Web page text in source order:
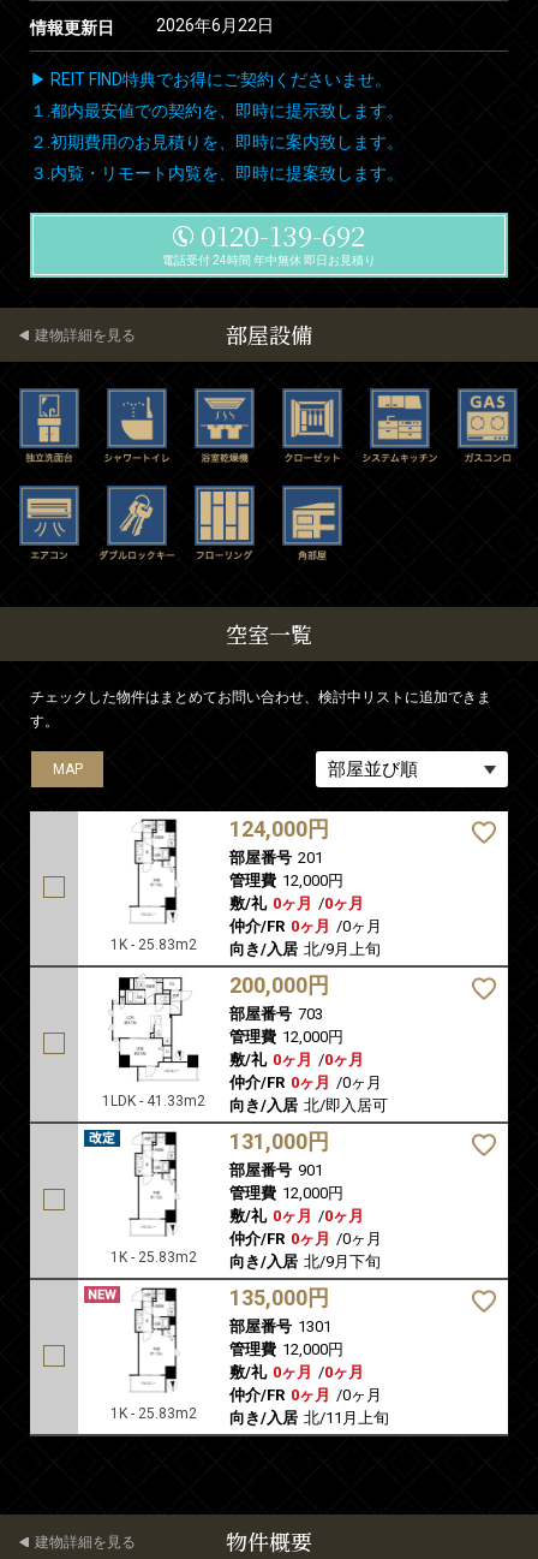
情報更新日 2026年6月22日
▶ REIT FIND特典でお得にご契約くださいませ。
１.都内最安値での契約を、即時に提示致します。
２.初期費用のお見積りを、即時に案内致します。
３.内覧・リモート内覧を、即時に提案致します。
0120-139-692
電話受付 24時間 年中無休 即日お見積り
部屋設備
建物詳細を見る
空室一覧
チェックした物件はまとめてお問い合わせ、検討中リストに追加できま
す。
MAP
1K - 25.83m2
124,000円
部屋番号 201
管理費 12,000円
敷/礼 0ヶ月 /0ヶ月
仲介/FR 0ヶ月 /0ヶ月
向き/入居 北/9月上旬
MAP
1LDK - 41.33m2
200,000円
部屋番号 703
管理費 12,000円
敷/礼 0ヶ月 /0ヶ月
仲介/FR 0ヶ月 /0ヶ月
向き/入居 北/即入居可
MAP
1K - 25.83m2
131,000円
部屋番号 901
管理費 12,000円
敷/礼 0ヶ月 /0ヶ月
仲介/FR 0ヶ月 /0ヶ月
向き/入居 北/9月下旬
MAP
1K - 25.83m2
135,000円
部屋番号 1301
管理費 12,000円
敷/礼 0ヶ月 /0ヶ月
仲介/FR 0ヶ月 /0ヶ月
向き/入居 北/11月上旬
物件概要
建物詳細を見る